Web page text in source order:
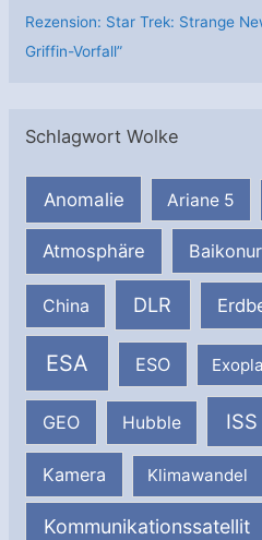
Rezension: Star Trek: Strange
Griffin-Vorfall”
Schlagwort Wolke
Anomalie Ariane 5
Atmosphäre Baikonur
China DLR
ESA ESO
GEO Hubble ISS
Kamera Klimawandel
Kommunikationssatellit